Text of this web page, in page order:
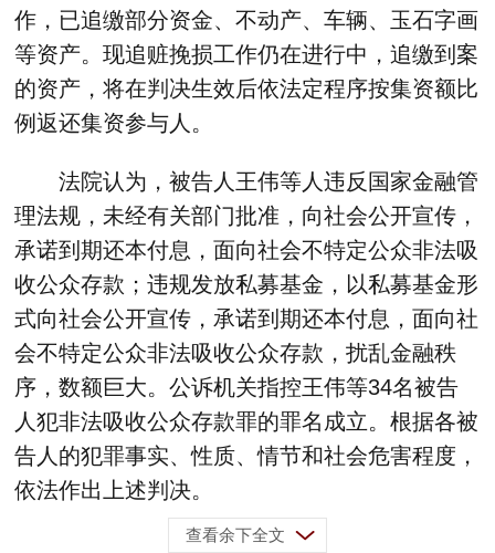
作，已追缴部分资金、不动产、车辆、玉石字画
等资产。现追赃挽损工作仍在进行中，追缴到案
的资产，将在判决生效后依法定程序按集资额比
例返还集资参与人。
法院认为，被告人王伟等人违反国家金融管
理法规，未经有关部门批准，向社会公开宣传，
承诺到期还本付息，面向社会不特定公众非法吸
收公众存款；违规发放私募基金，以私募基金形
式向社会公开宣传，承诺到期还本付息，面向社
会不特定公众非法吸收公众存款，扰乱金融秩
序，数额巨大。公诉机关指控王伟等34名被告
人犯非法吸收公众存款罪的罪名成立。根据各被
告人的犯罪事实、性质、情节和社会危害程度，
依法作出上述判决。
查看余下全文